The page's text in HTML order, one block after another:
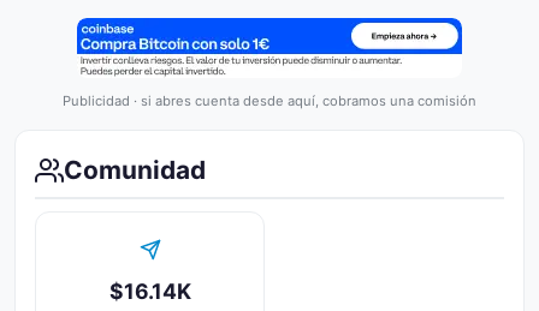
Publicidad · si abres cuenta desde aquí, cobramos una comisión
Comunidad
$16.14K